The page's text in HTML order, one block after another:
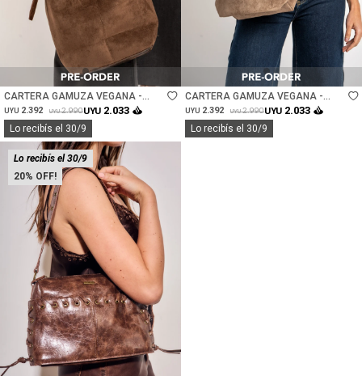
Talle
CARTERA GAMUZA VEGANA -
CHOCOLATE
UYU 2.392 UYU 2.990UYU 2.033
Lo recibís el 30/9
Talle
CARTERA GAMUZA VEGANA -
VISON
UYU 2.392 UYU 2.990UYU 2.033
Lo recibís el 30/9
20
Lo recibís el 30/9